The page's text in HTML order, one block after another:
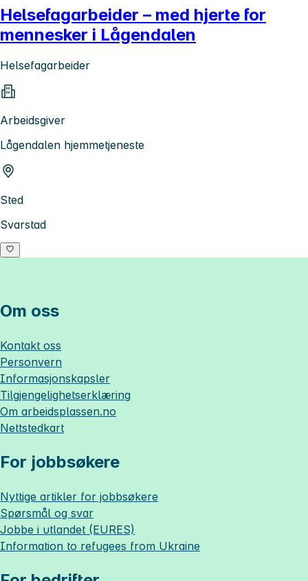
Helsefagarbeider – med hjerte for
mennesker i Lågendalen
Helsefagarbeider
Arbeidsgiver
Lågendalen hjemmetjeneste
Sted
Svarstad
Om oss
Kontakt oss
Personvern
Informasjonskapsler
Tilgjengelighetserklæring
Om arbeidsplassen.no
Nettstedkart
For jobbsøkere
Nyttige artikler for jobbsøkere
Spørsmål og svar
Jobbe i utlandet (EURES)
Information to refugees from Ukraine